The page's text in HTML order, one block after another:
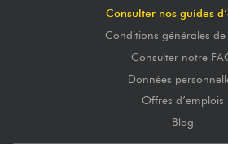
Consulter nos guides
Conditions générales de
Consulter notre
Données
Offres d’emplois
Blog